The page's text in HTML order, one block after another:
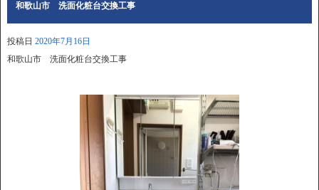
和歌山市 洗面化粧台交換工事
投稿日 2020年7月16日
和歌山市 洗面化粧台交換工事